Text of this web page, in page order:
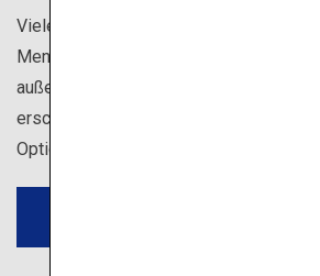
Viele Sushi-Bars in ganz Japan bieten
Menüs, Unterhaltung und sogar
außer Sushi. Eine große Bestellung
erschwinglich sein, daher ist sie auch
Option für Familien mit Kindern.